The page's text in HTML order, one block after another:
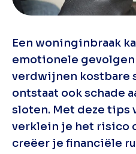
Een woninginbraak
emotionele
verdwijnen kostbare
ontstaat ook schade
sloten. Met deze tips
verklein je het risico
creëer je financiële